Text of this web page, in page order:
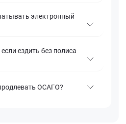
электронный
ездить без полиса
ОСАГО?